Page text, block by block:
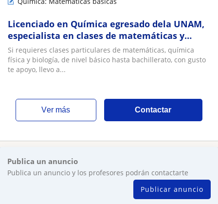
Licenciado en Química egresado dela UNAM,
especialista en clases de matemáticas y
ciencias básicas, de nivel básico a
bachillerato
Si requieres clases particulares de matemáticas, química
física y biología, de nivel básico hasta bachillerato, con gusto
te apoyo, llevo a...
ver más Contactar
Publica un anuncio
Publica un anuncio y los profesores podrán contactarte
Publicar anuncio